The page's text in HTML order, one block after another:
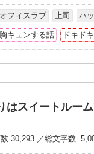
オフィスラブ 上司 ハ
胸キュンする話 ドキド
はスイートルー
30,293 ／総文字数